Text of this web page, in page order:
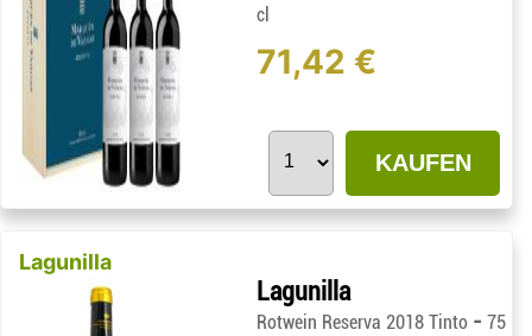
cl
71,42 €
KAUFEN
Lagunilla
Lagunilla
Rotwein Reserva 2018 Tinto -75